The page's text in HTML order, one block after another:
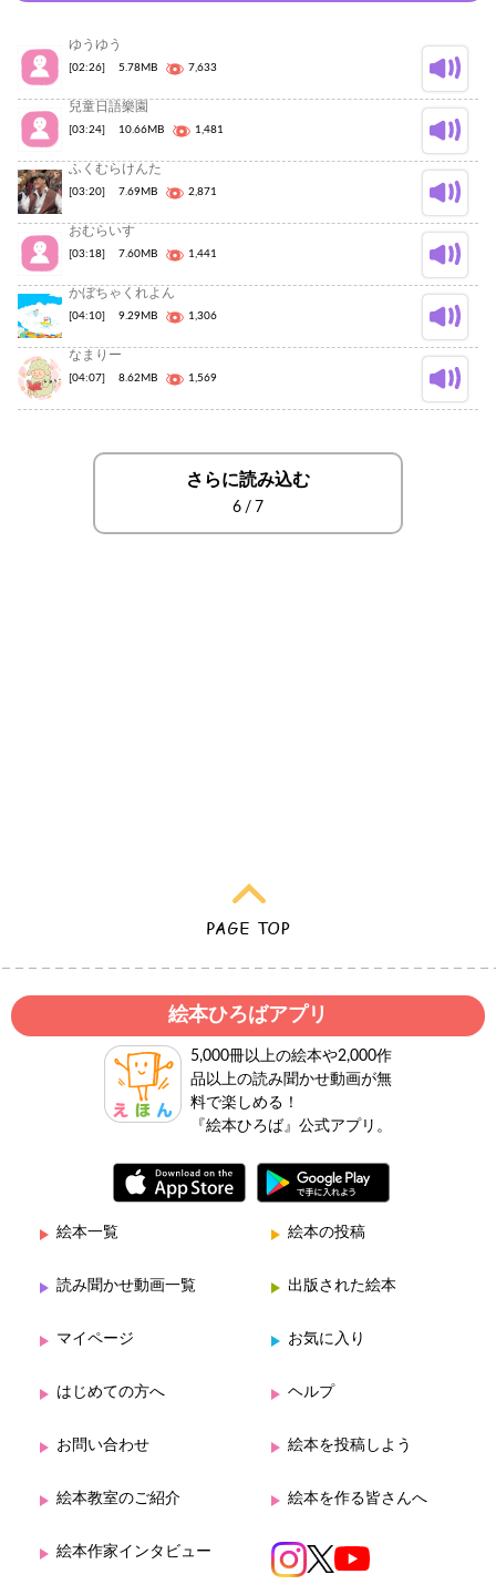
ゆうゆう
[02:26] 5.78MB 7,633
兒童日語樂園
[03:24] 10.66MB 1,481
ふくむらけんた
[03:20] 7.69MB 2,871
おむらいす
[03:18] 7.60MB 1,441
かぼちゃくれよん
[04:10] 9.29MB 1,306
なまりー
[04:07] 8.62MB 1,569
さらに読み込む
6 / 7
絵本ひろばアプリ
5,000冊以上の絵本や2,000作
品以上の読み聞かせ動画が無
料で楽しめる！
『絵本ひろば』公式アプリ。
絵本一覧 絵本の投稿
読み聞かせ動画一覧 出版された絵本
マイページ お気に入り
はじめての方へ ヘルプ
お問い合わせ 絵本を投稿しよう
絵本教室のご紹介 絵本を作る皆さんへ
絵本作家インタビュー